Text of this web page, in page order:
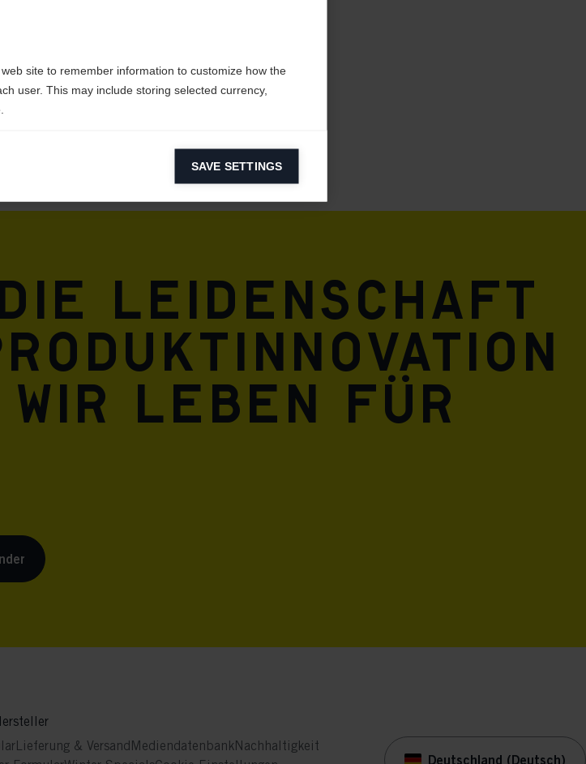
Leidenschaft
Wir leben für
Lieferung & VersandMediendatenbankNachhaltigkeit
Deutschland (Deutsch)
site to remember information to customize how the
user. This may include storing selected currency,
our website by collecting and reporting information on
across various platforms.
SAVE SETTINGS